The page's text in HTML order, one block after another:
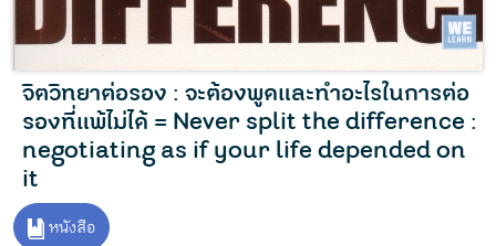
จิตวิทยาต่อรอง : จะต้องพูดและทำอะไรในการต่อ
รองที่แพ้ไม่ได้ = Never split the difference :
negotiating as if your life depended on
it
หนังสือ